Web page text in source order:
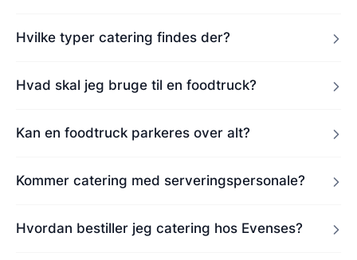
Hvilke typer catering findes der?
Hvad skal jeg bruge til en foodtruck?
Kan en foodtruck parkeres over alt?
Kommer catering med serveringspersonale?
Hvordan bestiller jeg catering hos Evenses?